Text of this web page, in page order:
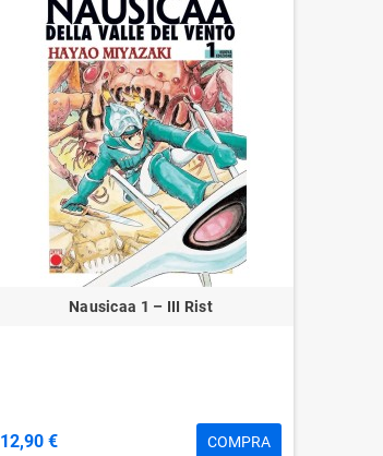
Nausicaa 1 – III Rist
12,90 € COMPRA